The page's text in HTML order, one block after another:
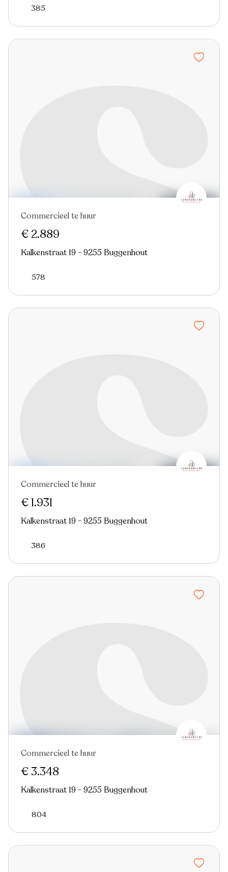
385
Commercieel te huur
€ 2.889
Kalkenstraat 19 - 9255 Buggenhout
578
Commercieel te huur
€ 1.931
Kalkenstraat 19 - 9255 Buggenhout
386
Commercieel te huur
€ 3.348
Kalkenstraat 19 - 9255 Buggenhout
804